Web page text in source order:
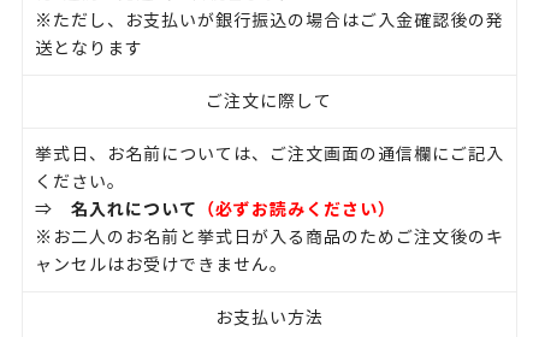
※ただし、お支払いが銀行振込の場合はご入金確認後の発
送となります
ご注文に際して
挙式日、お名前については、ご注文画面の通信欄にご記入
ください。
⇒ 名入れについて （必ずお読みください）
※お二人のお名前と挙式日が入る商品のためご注文後のキ
ャンセルはお受けできません。
お支払い方法